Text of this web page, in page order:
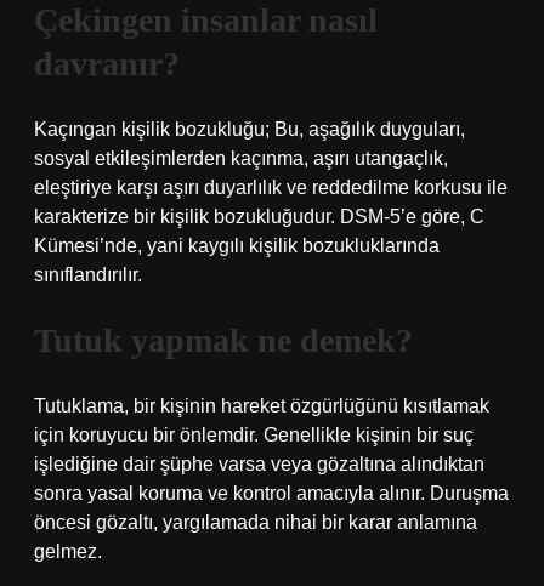
Çekingen insanlar nasıl
davranır?
Kaçıngan kişilik bozukluğu; Bu, aşağılık duyguları,
sosyal etkileşimlerden kaçınma, aşırı utangaçlık,
eleştiriye karşı aşırı duyarlılık ve reddedilme korkusu ile
karakterize bir kişilik bozukluğudur. DSM-5’e göre, C
Kümesi’nde, yani kaygılı kişilik bozukluklarında
sınıflandırılır.
Tutuk yapmak ne demek?
Tutuklama, bir kişinin hareket özgürlüğünü kısıtlamak
için koruyucu bir önlemdir. Genellikle kişinin bir suç
işlediğine dair şüphe varsa veya gözaltına alındıktan
sonra yasal koruma ve kontrol amacıyla alınır. Duruşma
öncesi gözaltı, yargılamada nihai bir karar anlamına
gelmez.